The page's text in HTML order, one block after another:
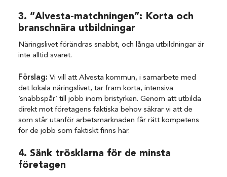
3. ”Alvesta-matchningen”: Korta och
branschnära utbildningar
Näringslivet förändras snabbt, och långa utbildningar är
inte alltid svaret.
Förslag: Vi vill att Alvesta kommun, i samarbete med
det lokala näringslivet, tar fram korta, intensiva
’snabbspår’ till jobb inom bristyrken. Genom att utbilda
direkt mot företagens faktiska behov säkrar vi att de
som står utanför arbetsmarknaden får rätt kompetens
för de jobb som faktiskt finns här.
4. Sänk trösklarna för de minsta
företagen